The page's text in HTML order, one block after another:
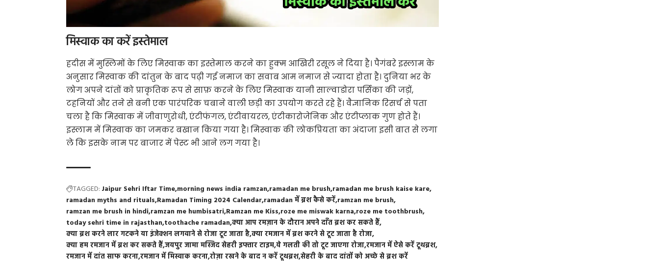
मिस्वाक का करें इस्तेमाल
हदीस में मुस्लिमों के लिएमिस्वाकका इस्तेमाल करने का हुक्म आखिरी रसूल ने दिया है। पैगंबरे इस्लाम के
अनुसार मिस्वाक की दांतुन के बाद पढ़ी गई नमाज का सवाब आम नमाज से ज्यादा होता है। दुनिया भर के
लोग अपने दांतों को प्राकृतिक रूप से साफ़ करने के लिए मिस्वाक यानी साल्वाडोरा पर्सिका की जड़ों,
टहनियों और तने से बनी एक पारंपरिक चबाने वाली छड़ी का उपयोग करते रहे हैं। वैज्ञानिक रिसर्च से पता
चला है कि मिस्वाक में जीवाणुरोधी, एंटीफंगल, एंटीवायरल, एंटीकारोजेनिक और एंटीप्लाक गुण होते हैं।
इस्लाम में मिस्वाक का जमकर बखान किया गया है। मिस्वाक की लोकप्रियता का अंदाजा इसी बात से लगा
ले कि इसके नाम पर बाजार में पेस्ट भी आने लग गया है।
TAGGED: Jaipur Sehri Iftar Time morning news india ramzan ramadan me brush ramadan me brush kaise kare
ramadan myths and rituals Ramadan Timing 2024 Calendar ramadan में ब्रश कैसे करें ramzan me brush
ramzan me brush in hindi ramzan me humbisatri Ramzan me Kiss roze me miswak karna roze me toothbrush
today sehri time in rajasthan toothache ramadanक्या आप रमज़ान के दौरान अपने दाँत ब्रश कर सकते हैं
क्या ब्रश करने लार गटकने या इंजेक्शन लगवाने से रोजा टूट जाता हैक्या रमजान में ब्रश करने से टूट जाता है रोजा
क्या हम रमजान में ब्रश कर सकते हैंजयपुर जामा मस्जिद सेहरी इफ्तार टाइमये गलती की तो टूट जाएगा रोजारमजान में ऐसे करें टूथब्रश
रमजान में दांत साफ करनारमजान में मिस्वाक करनारोज़ा रखने के बाद न करें टूथब्रशसेहरी के बाद दांतों को अच्छे से ब्रश करें